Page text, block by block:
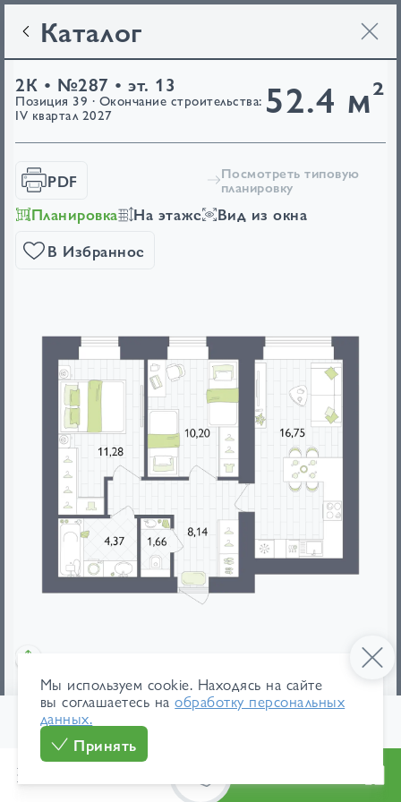
Мы используем cookie. Находясь на сайте
вы соглашаетесь наобработку персональных
данных.
Принять
Каталог
52.4 м²
2К • №287 • эт. 13
Позиция 39 · Окончание строительства:
IV квартал 2027
PDF Посмотреть типовую
планировку
Планировка На этаже
Вид из окна
В Избранное
мебель
площади
125 700 ₽/м²
6 586 680 ₽ от 31 158 ₽/мес